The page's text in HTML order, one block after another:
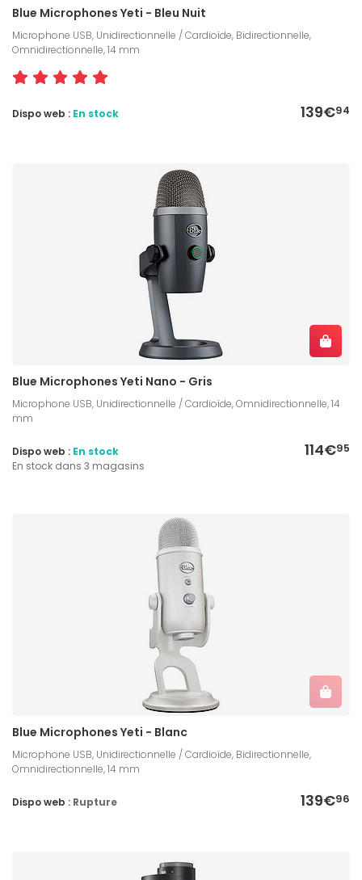
Blue Microphones Yeti - Bleu Nuit
Microphone USB, Unidirectionnelle / Cardioïde, Bidirectionnelle,
Omnidirectionnelle, 14 mm
139€94
Dispo web : En stock
Blue Microphones Yeti Nano - Gris
Microphone USB, Unidirectionnelle / Cardioïde, Omnidirectionnelle, 14
mm
114€95
Dispo web : En stock
En stock dans 3 magasins
Blue Microphones Yeti - Blanc
Microphone USB, Unidirectionnelle / Cardioïde, Bidirectionnelle,
Omnidirectionnelle, 14 mm
139€96
Dispo web : Rupture